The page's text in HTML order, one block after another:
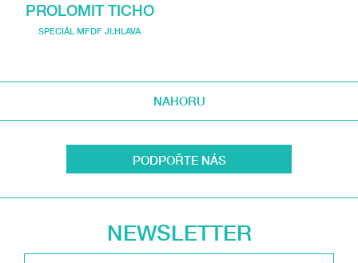
PROLOMIT TICHO
SPECIÁL MFDF JI.HLAVA
NAHORU
PODPOŘTE NÁS
NEWSLETTER